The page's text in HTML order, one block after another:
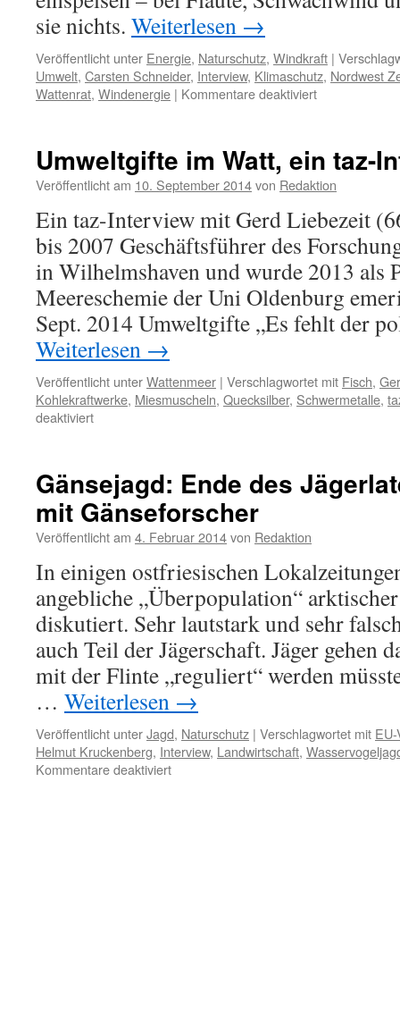
sie nichts. Weiterlesen →
Veröffentlicht unter Energie, Naturschutz, Windkraft |
Umwelt, Carsten Schneider, Interview, Klimaschutz, Nordwest
Wattenrat, Windenergie | Kommentare deaktiviertfür
Minister
Schneider
und
die
Umweltgifte im Watt, ein taz-
Veröffentlicht am 10. September 2014von Redaktion
Ein taz-Interview mit Gerd Liebezeit
bis 2007 Geschäftsführer des
in Wilhelmshaven und wurde 2013 als
Meereschemie der Uni Oldenburg
Sept. 2014 Umweltgifte „Es fehlt der
Weiterlesen →
Veröffentlicht unterWattenmeer | Verschlagwortet mit Fisch,
Kohlekraftwerke, Miesmuscheln, Quecksilber, Schwermetalle,
deaktiviertfür
ein
taz-
Interview
Gänsejagd: Ende des
mit Gänseforscher
Veröffentlicht am 4. Februar 2014von Redaktion
In einigen ostfriesischen
angebliche „Überpopulation“
diskutiert. Sehr lautstark und sehr
auch Teil der Jägerschaft. Jäger gehen
mit der Flinte „reguliert“ werden
… Weiterlesen →
Veröffentlicht unterJagd, Naturschutz | Verschlagwortet mit
Helmut Kruckenberg, Interview, Landwirtschaft,
Kommentare deaktiviertfür